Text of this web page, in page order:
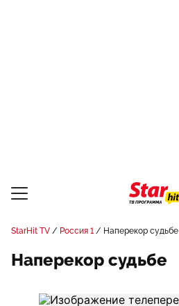
StarHit TV Россия 1 Наперекор судьбе
Наперекор судьбе